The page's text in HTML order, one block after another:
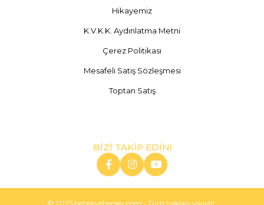
Hikayemiz
K.V.K.K. Aydınlatma Metni
Çerez Politikası
Mesafeli Satış Sözleşmesi
Toptan Satış
BİZİ TAKİP EDİN!
© 2025 bebekvehersey.com - Tüm hakları saklıdır.